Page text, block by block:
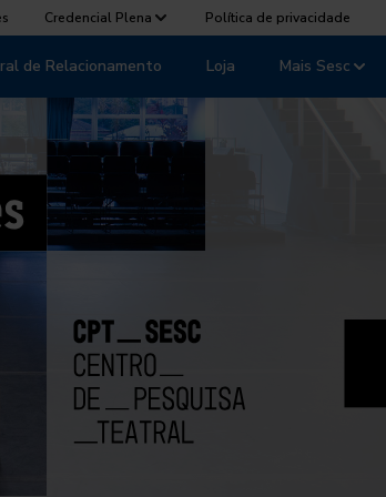
Credencial Plena Política de privacidade
de Relacionamento Loja Mais Sesc